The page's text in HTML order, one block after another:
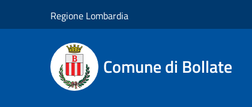
Regione Lombardia
Comune di Bollate